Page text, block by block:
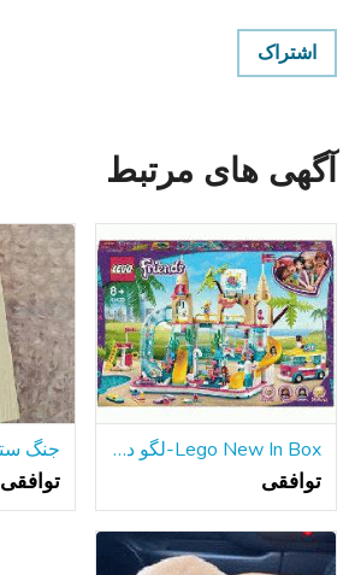
اشتراک
آگهی های مرتبط
Lego New In Box-لگو دوستان تابستان سرگرم کننده پارک آبی
توافقی توافقی